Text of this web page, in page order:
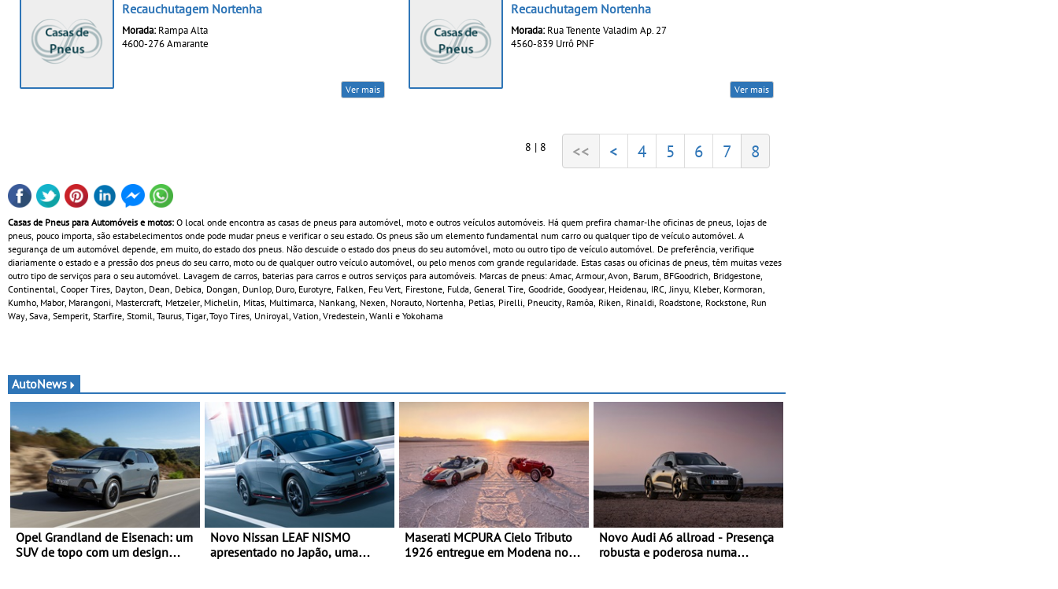
Recauchutagem Nortenha
Morada: Rampa Alta
4600-276 Amarante
Ver mais
Recauchutagem Nortenha
Morada: Rua Tenente Valadim Ap. 27
4560-839 Urrô PNF
Ver mais
8 | 8 << < 4 5 6 7 8
Casas de Pneus para Automóveis e motos: O local onde encontra as casas de pneus para automóvel, moto e outros veículos automóveis. Há quem prefira chamar-lhe oficinas de pneus, lojas de
pneus, pouco importa, são estabelecimentos onde pode mudar pneus e verificar o seu estado. Os pneus são um elemento fundamental num carro ou qualquer tipo de veículo automóvel. A
segurança de um automóvel depende, em muito, do estado dos pneus. Não descuide o estado dos pneus do seu automóvel, moto ou outro tipo de veículo automóvel. De preferência, verifique
diariamente o estado e a pressão dos pneus do seu carro, moto ou de qualquer outro veículo automóvel, ou pelo menos com grande regularidade. Estas casas ou oficinas de pneus, têm muitas vezes
outro tipo de serviços para o seu automóvel. Lavagem de carros, baterias para carros e outros serviços para automóveis. Marcas de pneus: Amac, Armour, Avon, Barum, BFGoodrich, Bridgestone,
Continental, Cooper Tires, Dayton, Dean, Debica, Dongan, Dunlop, Duro, Eurotyre, Falken, Feu Vert, Firestone, Fulda, General Tire, Goodride, Goodyear, Heidenau, IRC, Jinyu, Kleber, Kormoran,
Kumho, Mabor, Marangoni, Mastercraft, Metzeler, Michelin, Mitas, Multimarca, Nankang, Nexen, Norauto, Nortenha, Petlas, Pirelli, Pneucity, Ramôa, Riken, Rinaldi, Roadstone, Rockstone, Run
Way, Sava, Semperit, Starfire, Stomil, Taurus, Tigar, Toyo Tires, Uniroyal, Vation, Vredestein, Wanli e Yokohama
AutoNews
Opel Grandland de Eisenach: um
SUV de topo com um design
Novo Nissan LEAF NISMO
apresentado no Japão, uma
Maserati MCPURA Cielo Tributo
1926 entregue em Modena no
Novo Audi A6 allroad - Presença
robusta e poderosa numa